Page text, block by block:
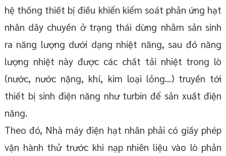
hệ thống thiết bị điều khiển kiểm soát phản ứng hạt
nhân dây chuyền ở trạng thái dừng nhằm sản sinh
ra năng lượng dưới dạng nhiệt năng, sau đó năng
lượng nhiệt này được các chất tải nhiệt trong lò
(nước, nước nặng, khí, kim loại lỏng...) truyền tới
thiết bị sinh điện năng như turbin để sản xuất điện
năng.
Theo đó, Nhà máy điện hạt nhân phải có giấy phép
vận hành thử trước khi nạp nhiên liệu vào lò phản